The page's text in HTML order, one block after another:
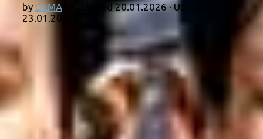
by DEMA · Published20.01.2026· Updated
23.01.2026